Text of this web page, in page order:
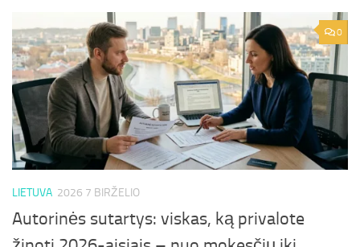
0
LIETUVA 2026 7 BIRŽELIO
Autorinės sutartys: viskas, ką privalote